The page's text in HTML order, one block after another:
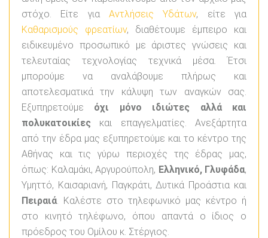
στόχο. Είτε για Αντλήσεις Υδάτων, είτε για
Καθαρισμούς φρεατίων, διαθέτουμε έμπειρο και
ειδικευμένο προσωπικό με άριστες γνώσεις και
τελευταίας τεχνολογίας τεχνικά μέσα. Έτσι
μπορούμε να αναλάβουμε πλήρως και
αποτελεσματικά την κάλυψη των αναγκών σας.
Εξυπηρετούμε όχι μόνο ιδιώτες αλλά και
πολυκατοικίες και επαγγελματίες. Ανεξάρτητα
από την έδρα μας εξυπηρετούμε και το κέντρο της
Αθήνας και τις γύρω περιοχές της έδρας μας,
όπως: Καλαμάκι, Αργυρούπολη, Ελληνικό, Γλυφάδα,
Υμηττό, Καισαριανή, Παγκράτι, Δυτικά Προάστια και
Πειραιά . Καλέστε στο τηλεφωνικό μας κέντρο ή
στο κινητό τηλέφωνο, όπου απαντά ο ίδιος ο
πρόεδρος του Ομίλου κ. Στέργιος.